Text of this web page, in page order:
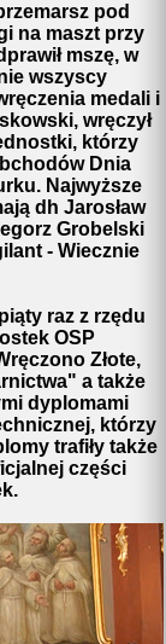
pod
na maszt przy
mszę, w
wszyscy
medali i
wręczył
którzy
Dnia
Najwyższe
dh Jarosław
Grobelski
- Wiecznie
raz z rzędu
OSP
Złote,
a także
dyplomami
którzy
trafiły także
części